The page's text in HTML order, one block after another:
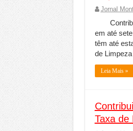
Jornal
em até
têm até
de
Leia Mais »
Taxa de